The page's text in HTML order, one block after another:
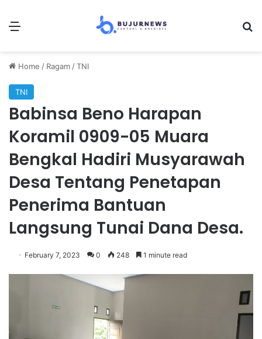
Home / Ragam /TNI
TNI
Babinsa Beno Harapan
Koramil 0909-05 Muara
Bengkal Hadiri Musyarawah
Desa Tentang Penetapan
Penerima Bantuan
Langsung Tunai Dana Desa.
February 7, 2023 0 248 1 minute read